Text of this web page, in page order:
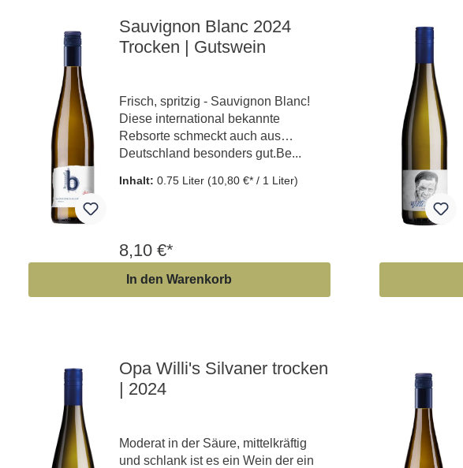
Sauvignon Blanc 2024
Trocken | Gutswein
Frisch, spritzig - Sauvignon Blanc!
Diese international bekannte
Rebsorte schmeckt auch aus
Deutschland besonders gut.Be...
Inhalt: 0.75 Liter (10,80 €* / 1 Liter)
8,10 €*
In den Warenkorb
Opa Willi's Silvaner trocken
| 2024
Moderat in der Säure, mittelkräftig
und schlank ist es ein Wein der ein